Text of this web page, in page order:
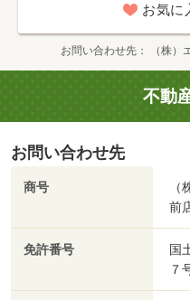
お気に
お問い合わせ先 （株
不動
お問い合わせ先
商号
前
免許番号
国
７